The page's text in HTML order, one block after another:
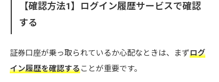
【確認方法1】ログイン履歴サービスで確認
する
証券口座が乗っ取られているか心配なときは、まずログ
イン履歴を確認することが重要です。